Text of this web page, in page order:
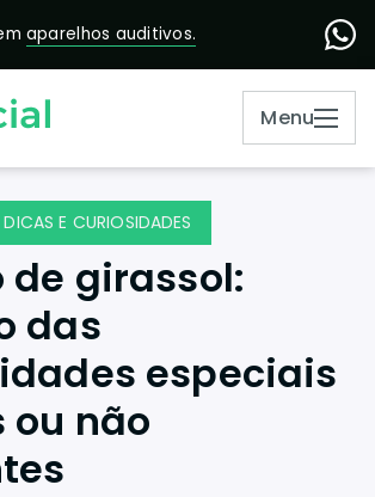
aparelhos auditivos.
Menu
DICAS E CURIOSIDADES
de girassol:
das
especiais
ou não